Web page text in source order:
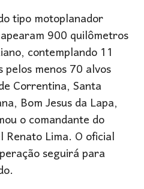
tipo motoplanador
900 quilômetros
contemplando 11
menos 70 alvos
Correntina, Santa
Bom Jesus da Lapa,
o comandante do
Lima. O oficial
seguirá para